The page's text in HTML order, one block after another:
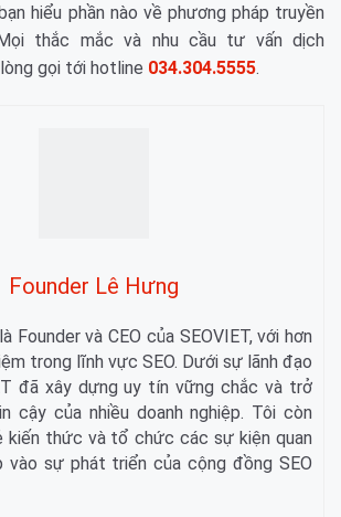
hiểu phần nào về phương pháp truyền
thắc mắc và nhu cầu tư vấn dịch
gọi tới hotline 034.304.5555.
Founder Lê Hưng
Founder và CEO của SEOVIET, với hơn
trong lĩnh vực SEO. Dưới sự lãnh đạo
đã xây dựng uy tín vững chắc và trở
cậy của nhiều doanh nghiệp. Tôi còn
kiến thức và tổ chức các sự kiện quan
vào sự phát triển của cộng đồng SEO